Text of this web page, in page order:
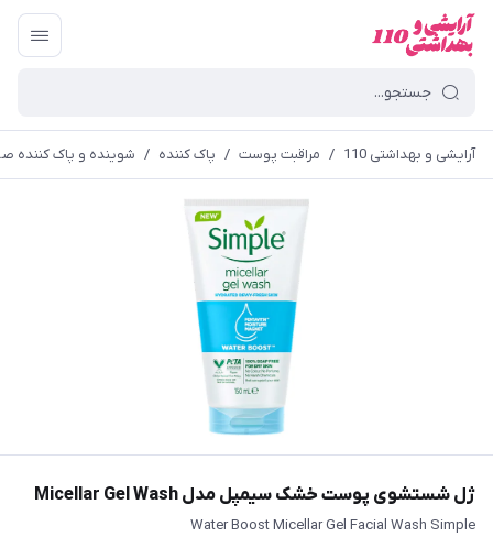
آرایشی و بهداشتی 110 / مراقبت پوست / پاک کننده / شوینده و پاک کننده
ژل شستشوی پوست خشک سیمپل مدل Micellar Gel Wash
Water Boost Micellar Gel Facial Wash Simple